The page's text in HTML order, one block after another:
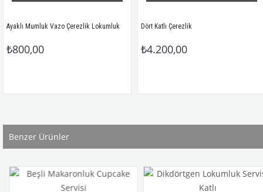
Mumluk Vazo Çerezlik Lokumluk Dört Katlı Çerezlik
₺4.200,00
Benzer Ürünler